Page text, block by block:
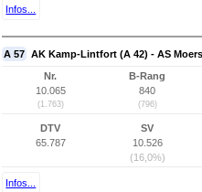
Infos...
A 57 AK Kamp-Lintfort (A 42) - AS
Nr.
10.065
(1.763)
B-Rang
840
(796)
DTV
65.787
SV
10.526
(16,0%)
Infos...